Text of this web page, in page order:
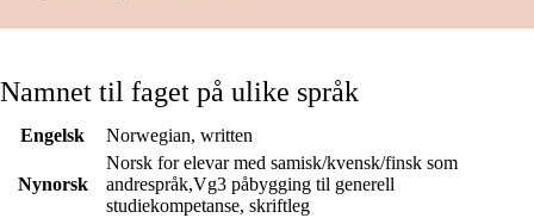
Namnet til faget på ulike språk
Engelsk Norwegian, written
Nynorsk
Norsk for elevar med samisk/kvensk/finsk som
andrespråk,Vg3 påbygging til generell
studiekompetanse, skriftleg